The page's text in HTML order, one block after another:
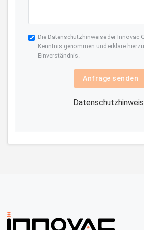
Die Datenschutzhinweise der Innovac
Kenntnis genommen und erkläre
Einverständnis.
Anfrage senden